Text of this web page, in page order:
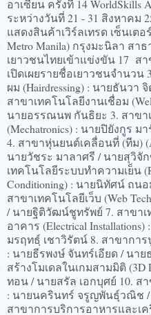
อาเซียน ครั้งที่ 14 WorldSkills
ระหว่างวันที่ 21 - 31 สิงหาค
แสดงสินค้าเวิร์ลเทรด เซ็นเตอ
Metro Manila) กรุงมะนิลา ส
เยาวชนไทยเข้าแข่งขัน 17 ส
เปิดเผยรายชื่อเยาวชนจำนว
ผม (Hairdressing) : นายธันว
สาขาเทคโนโลยีงานเชื่อม
นายอรรณนพ กันธิยะ 3. สาข
(Mechatronics) : นายปิยังกูร
4. สาขาหุ่นยนต์เคลื่อนที่ (ทีม)
นายวัชระ มาลาศรี / นายสุวิจั
เทคโนโลยีระบบทำความเย็น
Conditioning) : นายนิทัศน์ ถ
สาขาเทคโนโลยีเว็บ (Web
/ นายฐิติวัฒน์ชูทรัพย์ 7. สาขา
อาคาร (Electrical
มรฤทธฺ์ เชาวิรัตน์ 8. สาขาการ
: นายธีรพงษ์ จันทร์เอียด / นา
สร้างโมเดลในเกมสามมิติ (3D
ทอน / นายสรัล เอกบุศย์ 10. ส
: นายนครินทร์ จรูญพันธุ์วณิช /
สาขาการบริการอาหารและเครื่